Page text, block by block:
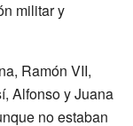
militar y
Ramón VII,
Alfonso y Juana
no estaban